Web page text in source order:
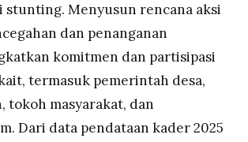
stunting. Menyusun rencana aksi
dan penanganan
komitmen dan partisipasi
termasuk pemerintah desa,
tokoh masyarakat, dan
Dari data pendataan kader 2025